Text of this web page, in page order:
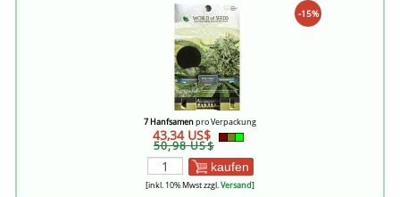
-15%
7 Hanfsamenpro Verpackung
43,34 US$
50,98 US$
kaufen
[inkl. 10% Mwst zzgl.Versand]